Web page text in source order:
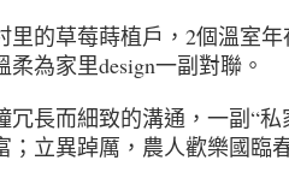
的草莓蒔植戶，2個溫室年
為家里design一副對聯。
長而細致的溝通，一副“
；立異踔厲，農人歡樂國臨